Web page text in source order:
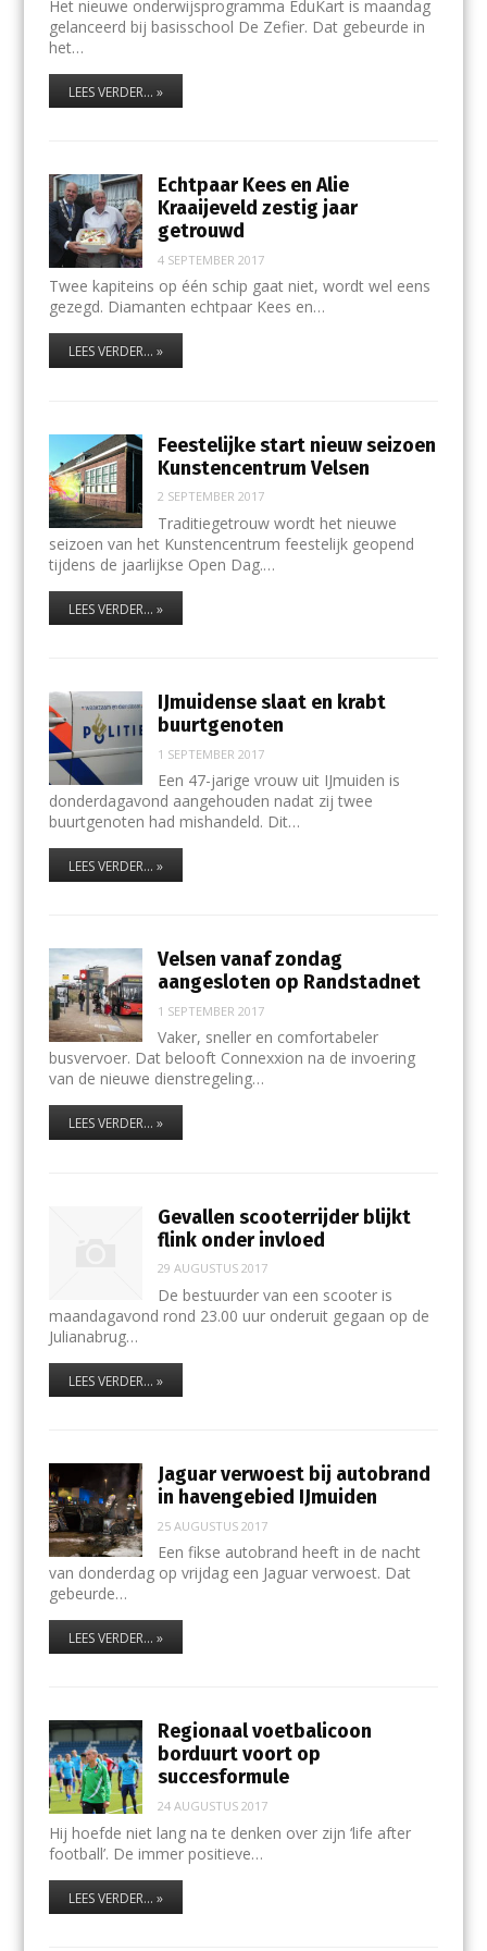
Het nieuwe onderwijsprogramma EduKart is maandag
gelanceerd bij basisschool De Zefier. Dat gebeurde in
het…
LEES VERDER... »
Echtpaar Kees en Alie
Kraaijeveld zestig jaar
getrouwd
4 SEPTEMBER 2017
Twee kapiteins op één schip gaat niet, wordt wel eens
gezegd. Diamanten echtpaar Kees en…
LEES VERDER... »
Feestelijke start nieuw seizoen
Kunstencentrum Velsen
2 SEPTEMBER 2017
Traditiegetrouw wordt het nieuwe
seizoen van het Kunstencentrum feestelijk geopend
tijdens de jaarlijkse Open Dag.…
LEES VERDER... »
IJmuidense slaat en krabt
buurtgenoten
1 SEPTEMBER 2017
Een 47-jarige vrouw uit IJmuiden is
donderdagavond aangehouden nadat zij twee
buurtgenoten had mishandeld. Dit…
LEES VERDER... »
Velsen vanaf zondag
aangesloten op Randstadnet
1 SEPTEMBER 2017
Vaker, sneller en comfortabeler
busvervoer. Dat belooft Connexxion na de invoering
van de nieuwe dienstregeling…
LEES VERDER... »
Gevallen scooterrijder blijkt
flink onder invloed
29 AUGUSTUS 2017
De bestuurder van een scooter is
maandagavond rond 23.00 uur onderuit gegaan op de
Julianabrug…
LEES VERDER... »
Jaguar verwoest bij autobrand
in havengebied IJmuiden
25 AUGUSTUS 2017
Een fikse autobrand heeft in de nacht
van donderdag op vrijdag een Jaguar verwoest. Dat
gebeurde…
LEES VERDER... »
Regionaal voetbalicoon
borduurt voort op
succesformule
24 AUGUSTUS 2017
Hij hoefde niet lang na te denken over zijn ‘life after
football’. De immer positieve…
LEES VERDER... »